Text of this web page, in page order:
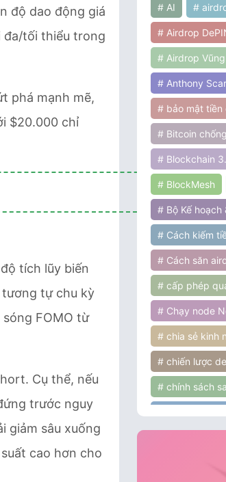
độ dao động giá
đa/tối thiểu trong
phá mạnh mẽ,
$20.000 chỉ
tích lũy biến
tương tự chu kỳ
FOMO từ
Cụ thể, nếu
trước nguy
giảm sâu xuống
cao hơn cho
# AI #
# Airdrop
# Airdrop
# Anthony
# bảo mật tiền
# Bitcoin
# Blockchain
# BlockMesh
# Bộ Kế
# Cách kiếm
# Cách săn
# cấp phép
# Chạy node
# chia sẻ kinh
# chiến lược
# chính sách
# cơ hội và